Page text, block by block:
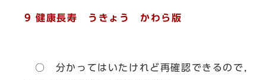
9 健康長寿 うきょう かわら版
○ 分かってはいたけれど再確認できるので，